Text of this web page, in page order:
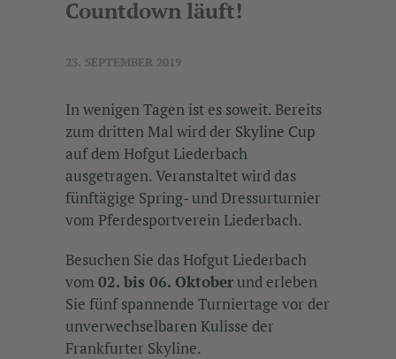
Countdown läuft!
23. SEPTEMBER 2019
In wenigen Tagen ist es soweit. Bereits
zum dritten Mal wird der Skyline Cup
auf dem Hofgut Liederbach
ausgetragen. Veranstaltet wird das
fünftägige Spring- und Dressurturnier
vom Pferdesportverein Liederbach.
Besuchen Sie das Hofgut Liederbach
vom 02. bis 06. Oktoberund erleben
Sie fünf spannende Turniertage vor der
unverwechselbaren Kulisse der
Frankfurter Skyline.